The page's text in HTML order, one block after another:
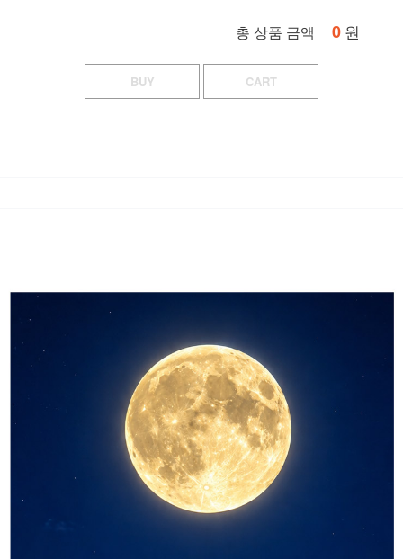
총 상품 금액 0 원
BUY CART